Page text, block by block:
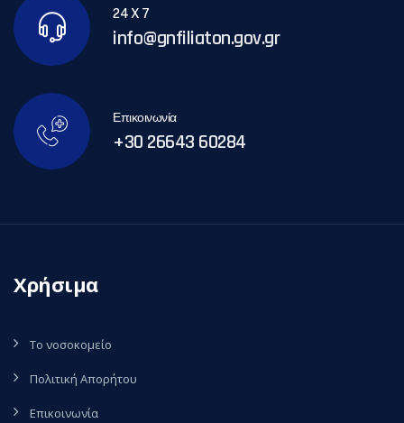
24 X 7
info@gnfiliaton.gov.gr
Επικοινωνία
+30 26643 60284
Χρήσιμα
Το νοσοκομείο
Πολιτική Απορήτου
Επικοινωνία